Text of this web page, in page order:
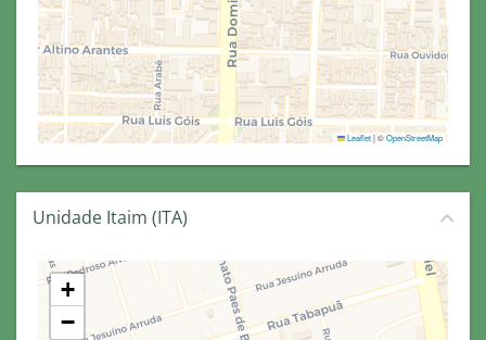
Leaflet|©OpenStreetMap
Unidade Itaim (ITA)
+
−